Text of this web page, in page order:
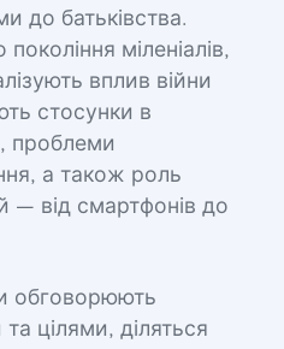
до батьківства.
покоління міленіалів,
вплив війни
стосунки в
проблеми
а також роль
— від смартфонів до
обговорюють
цілями, діляться